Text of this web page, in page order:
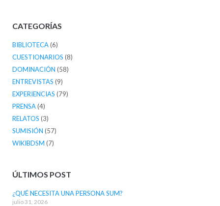
CATEGORÍAS
BIBLIOTECA(6)
CUESTIONARIOS (8)
DOMINACIÓN (58)
ENTREVISTAS (9)
EXPERIENCIAS (79)
PRENSA(4)
RELATOS (3)
SUMISIÓN (57)
WIKIBDSM (7)
ÚLTIMOS POST
¿QUÉ NECESITA UNA PERSONA SUM?
julio 31, 2026